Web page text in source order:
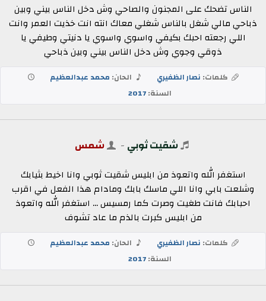
الناس تضحك على المجنون والصاحي وش دخل الناس بيني وبين
ذباحي مالي شغل بالناس شغلي معاك انته انت خذيت العمر وانت
اللي رجعته احبك بكيفي واسوي واسوي يا دنيتي وطيفي يا
ذوقي وجوي وش دخل الناس بيني وبين ذباحي
كلمات: نصار الظفيري الحان: محمد عبدالعظيم
السنة:2017
شقيت ثوبي - شمس
استغفر الله واتعوذ من ابليس شقيت ثوبي وانا اخيط بثيابك
وشلعت بابي وانا اللي ماسك بابك ومادام هذا الفعل في اقرب
احبابك فانت طغيت وصرت كما رمسيس ... استغفر الله واتعوذ
من ابليس كبرت بالذم ما عاد تشوف
كلمات: نصار الظفيري الحان: محمد عبدالعظيم
السنة:2017